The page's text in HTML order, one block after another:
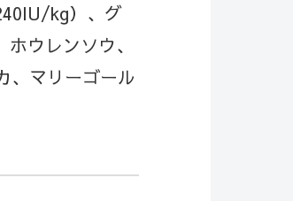
kg）、グ
ウレンソウ、
、マリーゴール